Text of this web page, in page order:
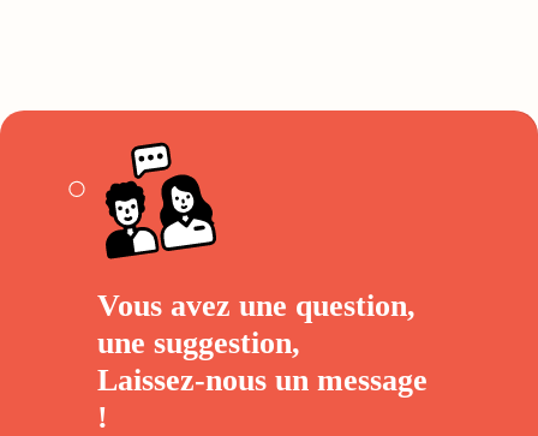
Vous avez une question,
une suggestion,
Laissez-nous un message
!